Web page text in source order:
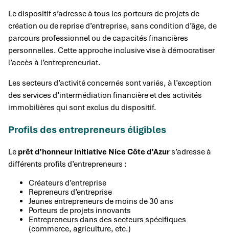
Le dispositif s’adresse à tous les porteurs de projets de
création ou de reprise d’entreprise, sans condition d’âge, de
parcours professionnel ou de capacités financières
personnelles. Cette approche inclusive vise à démocratiser
l’accès à l’entrepreneuriat.
Les secteurs d’activité concernés sont variés, à l’exception
des services d’intermédiation financière et des activités
immobilières qui sont exclus du dispositif.
Profils des entrepreneurs éligibles
Le prêt d’honneur Initiative Nice Côte d’Azur s’adresse à
différents profils d’entrepreneurs :
Créateurs d’entreprise
Repreneurs d’entreprise
Jeunes entrepreneurs de moins de 30 ans
Porteurs de projets innovants
Entrepreneurs dans des secteurs spécifiques
(commerce, agriculture, etc.)